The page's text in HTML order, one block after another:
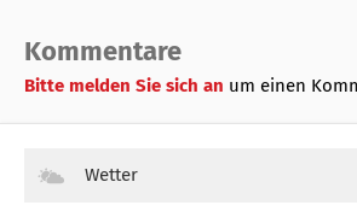
Kommentare
Bitte melden Sie sich an um einen
Wetter